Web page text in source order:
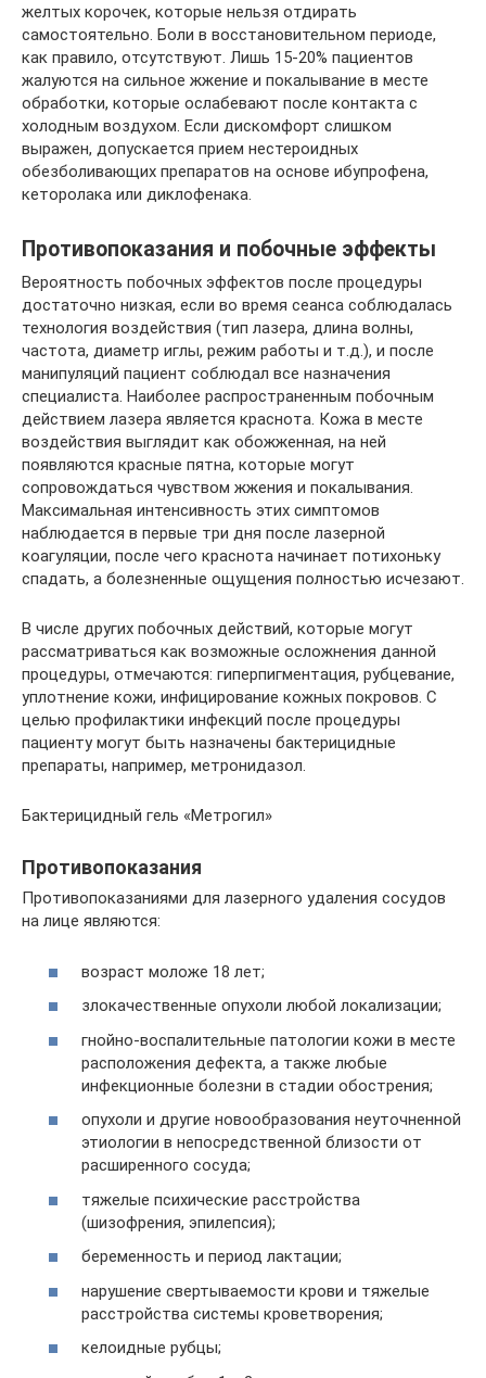
желтых корочек, которые нельзя отдирать
самостоятельно. Боли в восстановительном периоде,
как правило, отсутствуют. Лишь 15-20% пациентов
жалуются на сильное жжение и покалывание в месте
обработки, которые ослабевают после контакта с
холодным воздухом. Если дискомфорт слишком
выражен, допускается прием нестероидных
обезболивающих препаратов на основе ибупрофена,
кеторолака или диклофенака.
Противопоказания и побочные эффекты
Вероятность побочных эффектов после процедуры
достаточно низкая, если во время сеанса соблюдалась
технология воздействия (тип лазера, длина волны,
частота, диаметр иглы, режим работы и т.д.), и после
манипуляций пациент соблюдал все назначения
специалиста. Наиболее распространенным побочным
действием лазера является краснота. Кожа в месте
воздействия выглядит как обожженная, на ней
появляются красные пятна, которые могут
сопровождаться чувством жжения и покалывания.
Максимальная интенсивность этих симптомов
наблюдается в первые три дня после лазерной
коагуляции, после чего краснота начинает потихоньку
спадать, а болезненные ощущения полностью исчезают.
В числе других побочных действий, которые могут
рассматриваться как возможные осложнения данной
процедуры, отмечаются: гиперпигментация, рубцевание,
уплотнение кожи, инфицирование кожных покровов. С
целью профилактики инфекций после процедуры
пациенту могут быть назначены бактерицидные
препараты, например, метронидазол.
Бактерицидный гель «Метрогил»
Противопоказания
Противопоказаниями для лазерного удаления сосудов
на лице являются:
возраст моложе 18 лет;
злокачественные опухоли любой локализации;
гнойно-воспалительные патологии кожи в месте
расположения дефекта, а также любые
инфекционные болезни в стадии обострения;
опухоли и другие новообразования неуточненной
этиологии в непосредственной близости от
расширенного сосуда;
тяжелые психические расстройства
(шизофрения, эпилепсия);
беременность и период лактации;
нарушение свертываемости крови и тяжелые
расстройства системы кроветворения;
келоидные рубцы;